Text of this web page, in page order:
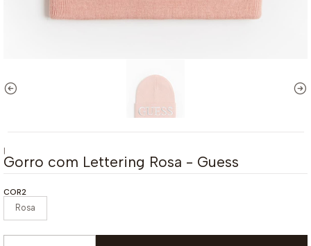
|
Gorro com Lettering Rosa - Guess
COR2
Rosa